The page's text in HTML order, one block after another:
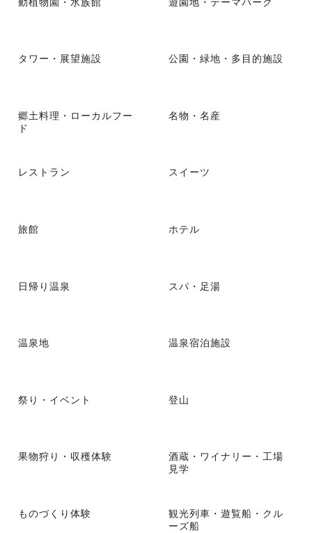
タワー・展望施設 公園・緑地・多目的施設
郷土料理・ローカルフー
ド
名物・名産
レストラン スイーツ
旅館 ホテル
日帰り温泉 スパ・足湯
温泉地 温泉宿泊施設
祭り・イベント 登山
果物狩り・収穫体験
酒蔵・ワイナリー・工場
見学
ものづくり体験
観光列車・遊覧船・クル
ーズ船